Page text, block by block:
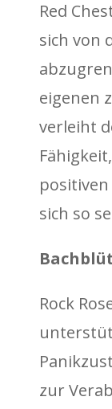
Red
sich von
eigenen
verleiht
sich so
Rock
zur